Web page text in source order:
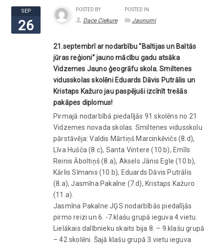
SEP
26
POSTED BY
Dace Ciekure
POSTED IN
Jaunumi
21.septembrī ar nodarbību ‘’Baltijas un Baltās
jūras reģioni” jauno mācību gadu atsāka
Vidzemes Jauno ģeogrāfu skola. Smiltenes
vidusskolas skolēni Eduards Dāvis Putrālis un
Kristaps Kažuro jau paspējuši izcīnīt trešās
pakāpes diplomus!
Pirmajā nodarbībā piedalījās 91 skolēns no 21
Vidzemes novada skolas. Smiltenes vidusskolu
pārstāvēja: Valdis Mārtiņš Marcinkēvičs (8.d),
Līva Hušča (8.c), Santa Vintere (10.b), Emīls
Reinis Āboltiņš (8.a), Aksels Jānis Egle (10.b),
Kārlis Sīmanis (10.b), Eduards Dāvis Putrālis
(8.a), Jasmīna Pakalne (7.d), Kristaps Kažuro
(11.a).
Jasmīna Pakalne JĢS nodarbībās piedalījās
pirmo reizi un 6. -7.klašu grupā ieguva 4.vietu.
Lielākais dalībnieku skaits bija 8. – 9.klašu grupā
– 42 skolēni. Šajā klašu grupā 3.vietu ieguva